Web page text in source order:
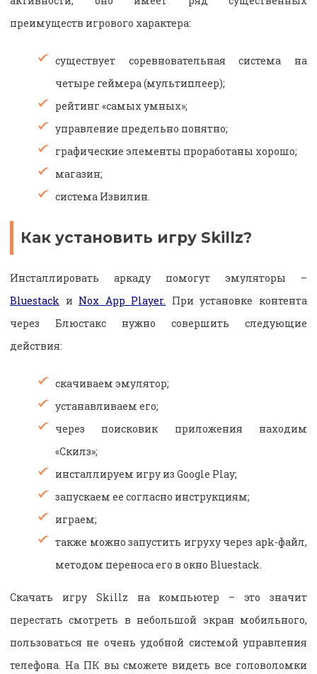
преимуществ игрового характера:
существует соревновательная система на
четыре геймера (мультиплеер);
рейтинг «самых умных»;
управление предельно понятно;
графические элементы проработаны хорошо;
магазин;
система Извилин.
Как установить игру Skillz?
Инсталлировать аркаду помогут эмуляторы –
Bluestack и Nox App Player. При установке контента
через Блюстакс нужно совершить следующие
действия:
скачиваем эмулятор;
устанавливаем его;
через поисковик приложения находим
«Скилз»;
инсталлируем игру из Google Play;
запускаем ее согласно инструкциям;
играем;
также можно запустить игруху через apk-файл,
методом переноса его в окно Bluestack.
Скачать игру Skillz на компьютер – это значит
перестать смотреть в небольшой экран мобильного,
пользоваться не очень удобной системой управления
телефона. На ПК вы сможете видеть все головоломки